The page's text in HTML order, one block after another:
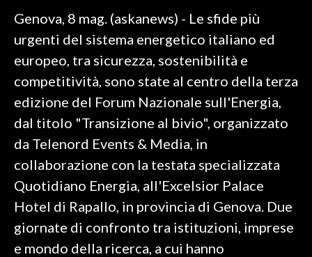
CALCIO REGIONALE
BASKET
VOLLEY
MOTORI
TENNIS
ALTRI SPORT
CULTURA
SPETTACOLI
GOSSIP
Genova, 8 mag. (askanews) - Le sfide più
urgenti del sistema energetico italiano ed
europeo, tra sicurezza, sostenibilità e
competitività, sono state al centro della terza
edizione del Forum Nazionale sull'Energia,
dal titolo "Transizione al bivio", organizzato
da Telenord Events & Media, in
collaborazione con la testata specializzata
Quotidiano Energia, all'Excelsior Palace
Hotel di Rapallo, in provincia di Genova. Due
giornate di confronto tra istituzioni, imprese
e mondo della ricerca, a cui hanno